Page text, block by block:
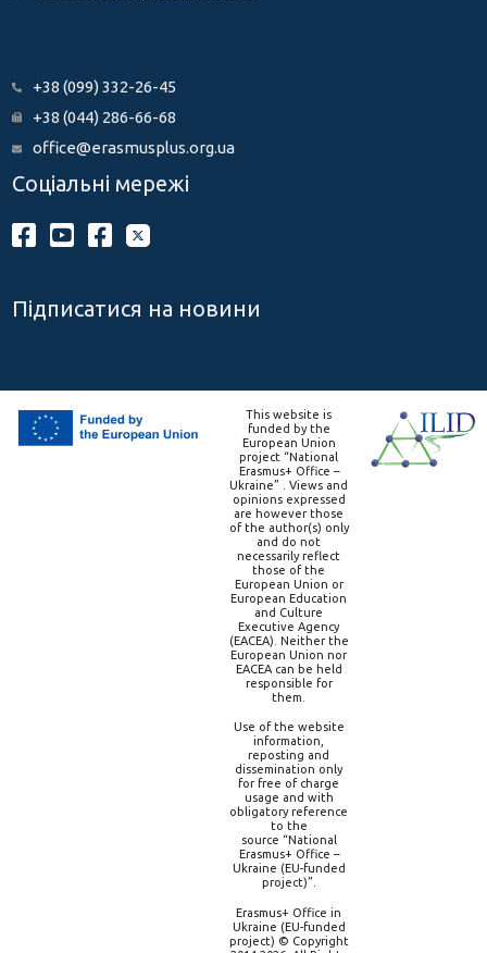
+38 (099) 332-26-45
+38 (044) 286-66-68
office@erasmusplus.org.ua
Соціальні мережі
Підписатися на новини
This website is
funded by the
European Union
project “National
Erasmus+ Office –
Ukraine” . Views and
opinions expressed
are however those
of the author(s) only
and do not
necessarily reflect
those of the
European Union or
European Education
and Culture
Executive Agency
(EACEA). Neither the
European Union nor
EACEA can be held
responsible for
them.
Use of the website
information,
reposting and
dissemination only
for free of charge
usage and with
obligatory reference
to the
source “National
Erasmus+ Office –
Ukraine (EU-funded
project)”.
Erasmus+ Office in
Ukraine (EU-funded
project) © Copyright